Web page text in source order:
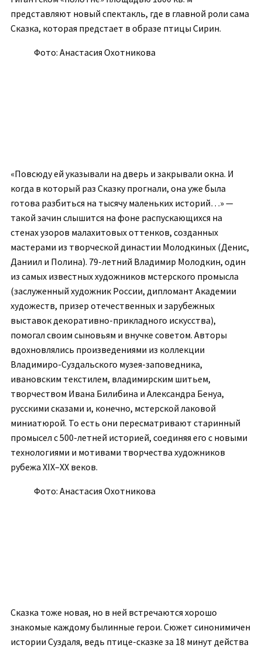
представляют новый спектакль, где в главной роли сама
Сказка, которая предстает в образе птицы Сирин.
Фото: Анастасия Охотникова
«Повсюду ей указывали на дверь и закрывали окна. И
когда в который раз Сказку прогнали, она уже была
готова разбиться на тысячу маленьких историй…» —
такой зачин слышится на фоне распускающихся на
стенах узоров малахитовых оттенков, созданных
мастерами из творческой династии Молодкиных (Денис,
Даниил и Полина). 79-летний Владимир Молодкин, один
из самых известных художников мстерского промысла
(заслуженный художник России, дипломант Академии
художеств, призер отечественных и зарубежных
выставок декоративно-прикладного искусства),
помогал своим сыновьям и внучке советом. Авторы
вдохновлялись произведениями из коллекции
Владимиро-Суздальского музея-заповедника,
ивановским текстилем, владимирским шитьем,
творчеством Ивана Билибина и Александра Бенуа,
русскими сказами и, конечно, мстерской лаковой
миниатюрой. То есть они пересматривают старинный
промысел с 500-летней историей, соединяя его с новыми
технологиями и мотивами творчества художников
рубежа ХIХ–ХХ веков.
Фото: Анастасия Охотникова
Сказка тоже новая, но в ней встречаются хорошо
знакомые каждому былинные герои. Сюжет синонимичен
истории Суздаля, ведь птице-сказке за 18 минут действа